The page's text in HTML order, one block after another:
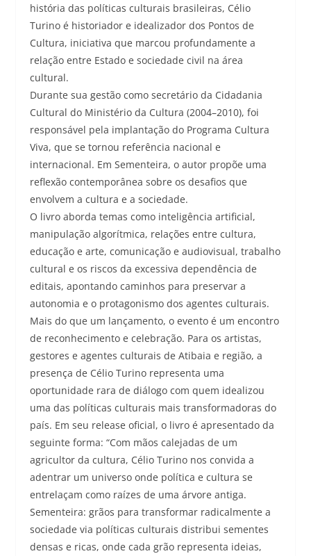
história das políticas culturais brasileiras, Célio
Turino é historiador e idealizador dos Pontos de
Cultura, iniciativa que marcou profundamente a
relação entre Estado e sociedade civil na área
cultural.
Durante sua gestão como secretário da Cidadania
Cultural do Ministério da Cultura (2004–2010), foi
responsável pela implantação do Programa Cultura
Viva, que se tornou referência nacional e
internacional. Em Sementeira, o autor propõe uma
reflexão contemporânea sobre os desafios que
envolvem a cultura e a sociedade.
O livro aborda temas como inteligência artificial,
manipulação algorítmica, relações entre cultura,
educação e arte, comunicação e audiovisual, trabalho
cultural e os riscos da excessiva dependência de
editais, apontando caminhos para preservar a
autonomia e o protagonismo dos agentes culturais.
Mais do que um lançamento, o evento é um encontro
de reconhecimento e celebração. Para os artistas,
gestores e agentes culturais de Atibaia e região, a
presença de Célio Turino representa uma
oportunidade rara de diálogo com quem idealizou
uma das políticas culturais mais transformadoras do
país. Em seu release oficial, o livro é apresentado da
seguinte forma: “Com mãos calejadas de um
agricultor da cultura, Célio Turino nos convida a
adentrar um universo onde política e cultura se
entrelaçam como raízes de uma árvore antiga.
Sementeira: grãos para transformar radicalmente a
sociedade via políticas culturais distribui sementes
densas e ricas, onde cada grão representa ideias,